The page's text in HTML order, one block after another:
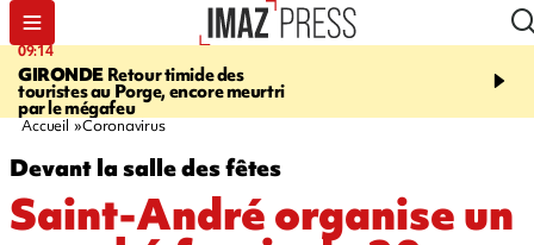
09:14
GIRONDE Retour timide des
touristes au Porge, encore meurtri
par le mégafeu
13:09
Des
font cinq morts en
Accueil Coronavirus
Devant la salle des fêtes
Saint-André organise un